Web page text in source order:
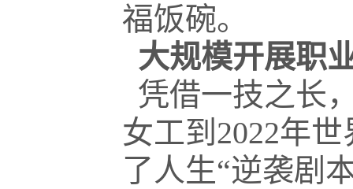
福饭碗。
大规模开展职
凭借一技之长
女工到2022年
了人生“逆袭剧